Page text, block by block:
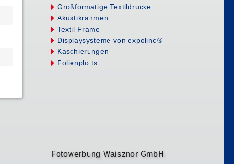
Großformatige Textildrucke
Akustikrahmen
Textil Frame
Displaysysteme von expolinc®
Kaschierungen
Folienplotts
Fotowerbung Waisznor GmbH